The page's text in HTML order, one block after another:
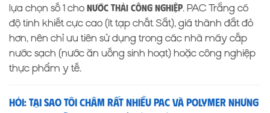
lựa chọn số 1 cho nước thải công nghiệp. PAC Trắng có
độ tinh khiết cực cao (ít tạp chất Sắt), giá thành đắt đỏ
hơn, nên chỉ ưu tiên sử dụng trong các nhà máy cấp
nước sạch (nước ăn uống sinh hoạt) hoặc công nghiệp
thực phẩm y tế.
Hỏi: Tại sao tôi châm rất nhiều PAC và Polymer nhưng